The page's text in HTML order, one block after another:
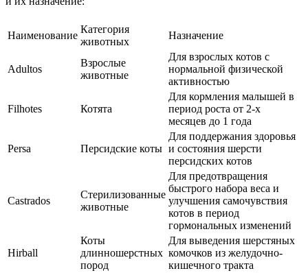
Наименование
Категория
животных
Назначение
Adultos
Взрослые
животные
Для взрослых котов с
нормальной физической
активностью
Filhotes Котята
Для кормления малышей в
период роста от 2-х
месяцев до 1 года
Persa Персидские коты
Для поддержания здоровья
и состояния шерсти
персидских котов
Castrados
Стерилизованные
животные
Для предотвращения
быстрого набора веса и
улучшения самочувствия
котов в период
гормональных изменений
Hirball
Коты
длинношерстных
пород
Для выведения шерстяных
комочков из желудочно-
кишечного тракта